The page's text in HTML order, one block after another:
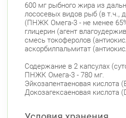
600 мг рыбного жира из
лососевых видов рыб (в т.ч.,
(ПНЖК Омега-3 - не менее
глицерин (агент
смесь токоферолов
аскорбилпальмитат
Содержание в 2 капсулах
ПНЖК Омега-3 - 780 мг.
Эйкозапентаеновая кислота
Докозагексаеновая кислота